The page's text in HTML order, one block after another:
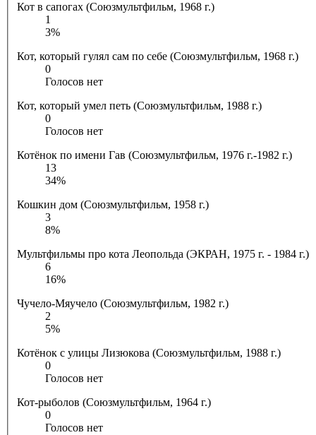
Кот в сапогах (Союзмультфильм, 1968 г.)
1
3%
Кот, который гулял сам по себе (Союзмультфильм, 1968 г.)
0
Голосов нет
Кот, который умел петь (Союзмультфильм, 1988 г.)
0
Голосов нет
Котёнок по имени Гав (Союзмультфильм, 1976 г.-1982 г.)
13
34%
Кошкин дом (Союзмультфильм, 1958 г.)
3
8%
Мультфильмы про кота Леопольда (ЭКРАН, 1975 г. - 1984 г.)
6
16%
Чучело-Мяучело (Союзмультфильм, 1982 г.)
2
5%
Котёнок с улицы Лизюкова (Союзмультфильм, 1988 г.)
0
Голосов нет
Кот-рыболов (Союзмультфильм, 1964 г.)
0
Голосов нет